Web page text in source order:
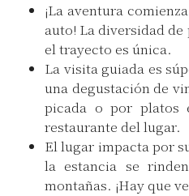
¡La aventura
auto! La diversidad de
el trayecto es única.
La visita guiada es
una degustación de
picada o por platos
restaurante del lugar.
El lugar impacta por
la estancia se
montañas. ¡Hay que